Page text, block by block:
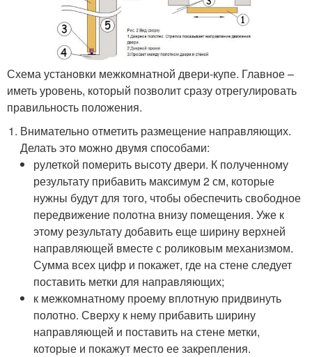
Схема установки межкомнатной двери-купе. Главное –
иметь уровень, который позволит сразу отрегулировать
правильность положения.
Внимательно отметить размещение направляющих.
Делать это можно двумя способами:
рулеткой померить высоту двери. К полученному
результату прибавить максимум 2 см, которые
нужны будут для того, чтобы обеспечить свободное
передвижение полотна внизу помещения. Уже к
этому результату добавить еще ширину верхней
направляющей вместе с роликовым механизмом.
Сумма всех цифр и покажет, где на стене следует
поставить метки для направляющих;
к межкомнатному проему вплотную придвинуть
полотно. Сверху к нему прибавить ширину
направляющей и поставить на стене метки,
которые и покажут место ее закрепления.